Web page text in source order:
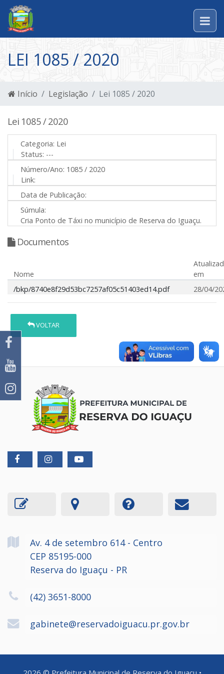
LEI 1085 / 2020
Início Legislação Lei 1085 / 2020
Lei 1085 / 2020
Categoria: Lei
Status: ---
Número/Ano: 1085 / 2020
Link:
Data de Publicação:
Súmula:
Cria Ponto de Táxi no município de Reserva do Iguaçu.
Documentos
Nome
em
/bkp/8740e8f29d53bc7257af05c51403ed14.pdf
28/04/
VOLTAR
Av. 4 de setembro 614 - Centro
CEP 85195-000
Reserva do Iguaçu - PR
(42) 3651-8000
gabinete@reservadoiguacu.pr.gov.br